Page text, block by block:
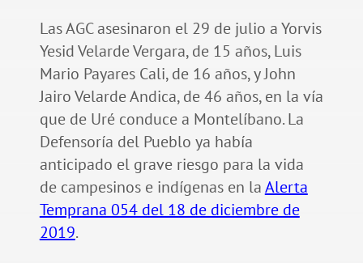
Las AGC asesinaron el 29 de julio a Yorvis
Yesid Velarde Vergara, de 15 años, Luis
Mario Payares Cali, de 16 años, y John
Jairo Velarde Andica, de 46 años, en la vía
que de Uré conduce a Montelíbano. La
Defensoría del Pueblo ya había
anticipado el grave riesgo para la vida
de campesinos e indígenas en laAlerta
Temprana 054 del 18 de diciembre de
2019.